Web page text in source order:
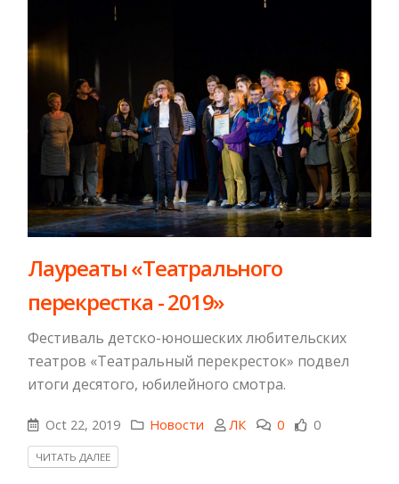
Лауреаты «Театрального
перекрестка - 2019»
Фестиваль детско-юношеских любительских
театров «Театральный перекресток» подвел
итоги десятого, юбилейного смотра.
Oct 22, 2019 Новости ЛК 0 0
ЧИТАТЬ ДАЛЕЕ